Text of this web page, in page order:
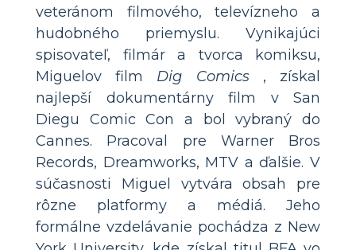
veteránom filmového, televízneho a
hudobného priemyslu. Vynikajúci
spisovateľ, filmár a tvorca komiksu,
Miguelov film Dig Comics, získal
najlepší dokumentárny film v San
Diegu Comic Con a bol vybraný do
Cannes. Pracoval pre Warner Bros
Records, Dreamworks, MTV a ďalšie. V
súčasnosti Miguel vytvára obsah pre
rôzne platformy a médiá. Jeho
formálne vzdelávanie pochádza z New